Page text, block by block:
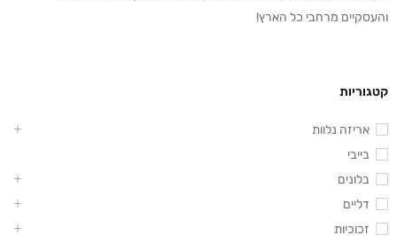
והעסקיים מרחבי כל הארץ!
קטגוריות
אריזה נלוות
בייבי
בלונים
דליים
זכוכיות